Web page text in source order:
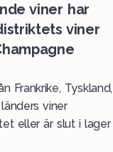
viner har
viner
Frankrike, Tyskland,
viner
eller är slut i lager